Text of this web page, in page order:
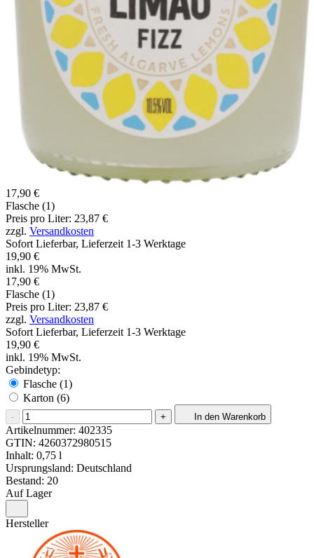
17,90 €
Flasche (1)
Preis pro Liter: 23,87 €
zzgl. Versandkosten
Sofort Lieferbar, Lieferzeit 1-3 Werktage
19,90 €
inkl. 19% MwSt.
17,90 €
Flasche (1)
Preis pro Liter: 23,87 €
zzgl. Versandkosten
Sofort Lieferbar, Lieferzeit 1-3 Werktage
19,90 €
inkl. 19% MwSt.
Gebindetyp:
Flasche (1)
Karton (6)
- + In den Warenkorb
Artikelnummer: 402335
GTIN: 4260372980515
Inhalt: 0,75 l
Ursprungsland: Deutschland
Bestand: 20
Auf Lager
Hersteller